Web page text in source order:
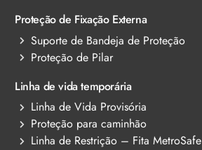
Proteção de Fixação Externa
Suporte de Bandeja de Proteção
Proteção de Pilar
Linha de vida temporária
Linha de Vida Provisória
Proteção para caminhão
Linha de Restrição – Fita MetroSafe